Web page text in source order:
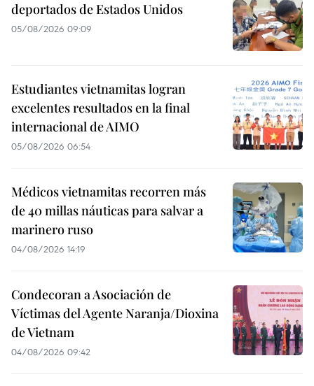
deportados de Estados Unidos
05/08/2026 09:09
Estudiantes vietnamitas logran
excelentes resultados en la final
internacional de AIMO
05/08/2026 06:54
Médicos vietnamitas recorren más
de 40 millas náuticas para salvar a
marinero ruso
04/08/2026 14:19
Condecoran a Asociación de
Víctimas del Agente Naranja/Dioxina
de Vietnam
04/08/2026 09:42